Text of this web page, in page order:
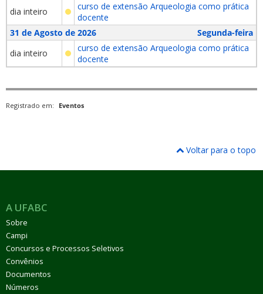
dia inteiro
curso de extensão Arqueologia como prática
docente
31 de Agosto de 2026
Segunda-feira
dia inteiro
curso de extensão Arqueologia como prática
docente
Registrado em: Eventos
Voltar para o topo
A UFABC
Sobre
Campi
Concursos e Processos Seletivos
Convênios
Documentos
Números